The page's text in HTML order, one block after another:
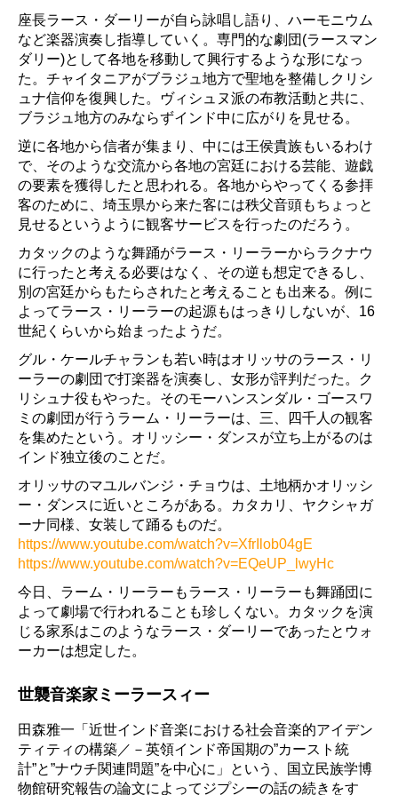
座長ラース・ダーリーが自ら詠唱し語り、ハーモニウム
など楽器演奏し指導していく。専門的な劇団(ラースマン
ダリー)として各地を移動して興行するような形になっ
た。チャイタニアがブラジュ地方で聖地を整備しクリシ
ュナ信仰を復興した。ヴィシュヌ派の布教活動と共に、
ブラジュ地方のみならずインド中に広がりを見せる。
逆に各地から信者が集まり、中には王侯貴族もいるわけ
で、そのような交流から各地の宮廷における芸能、遊戯
の要素を獲得したと思われる。各地からやってくる参拝
客のために、埼玉県から来た客には秩父音頭もちょっと
見せるというように観客サービスを行ったのだろう。
カタックのような舞踊がラース・リーラーからラクナウ
に行ったと考える必要はなく、その逆も想定できるし、
別の宮廷からもたらされたと考えることも出来る。例に
よってラース・リーラーの起源もはっきりしないが、16
世紀くらいから始まったようだ。
グル・ケールチャランも若い時はオリッサのラース・リ
ーラーの劇団で打楽器を演奏し、女形が評判だった。ク
リシュナ役もやった。そのモーハンスンダル・ゴースワ
ミの劇団が行うラーム・リーラーは、三、四千人の観客
を集めたという。オリッシー・ダンスが立ち上がるのは
インド独立後のことだ。
オリッサのマユルバンジ・チョウは、土地柄かオリッシ
ー・ダンスに近いところがある。カタカリ、ヤクシャガ
ーナ同様、女装して踊るものだ。
https://www.youtube.com/watch?v=XfrIlob04gE
https://www.youtube.com/watch?v=EQeUP_lwyHc
今日、ラーム・リーラーもラース・リーラーも舞踊団に
よって劇場で行われることも珍しくない。カタックを演
じる家系はこのようなラース・ダーリーであったとウォ
ーカーは想定した。
世襲音楽家ミーラースィー
田森雅一「近世インド音楽における社会音楽的アイデン
ティティの構築／－英領インド帝国期の”カースト統
計”と”ナウチ関連問題”を中心に」という、国立民族学博
物館研究報告の論文によってジプシーの話の続きをす